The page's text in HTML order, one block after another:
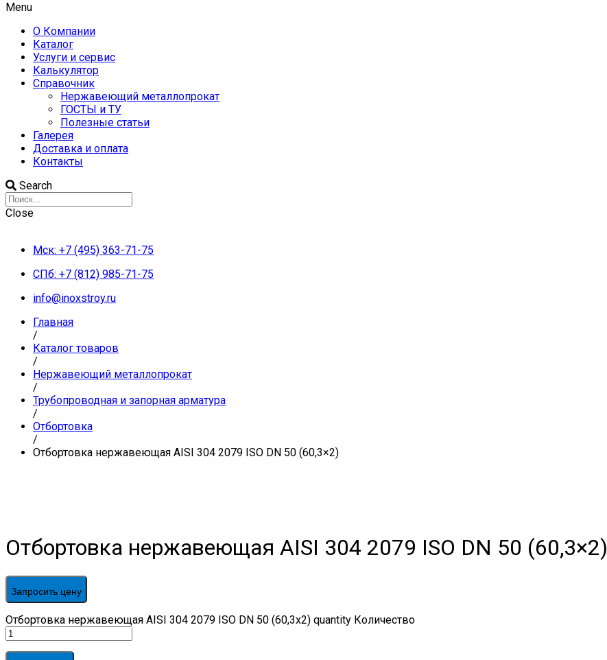
Menu
О Компании
Каталог
Услуги и сервис
Калькулятор
Справочник
Нержавеющий металлопрокат
ГОСТЫ и ТУ
Полезные статьи
Галерея
Доставка и оплата
Контакты
Search
Close
Мск: +7 (495) 363-71-75
СПб: +7 (812) 985-71-75
info@inoxstroy.ru
Главная
/
Каталог товаров
/
Нержавеющий металлопрокат
/
Трубопроводная и запорная арматура
/
Отбортовка
/
Отбортовка нержавеющая AISI 304 2079 ISO DN 50 (60,3×2)
Отбортовка нержавеющая AISI 304 2079 ISO DN 50 (60,3×2)
Запросить цену
Отбортовка нержавеющая AISI 304 2079 ISO DN 50 (60,3x2) quantity Количество